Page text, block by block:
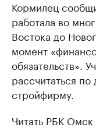
Кормилец
работала во
Востока до
момент
обязательств».
рассчитаться
стройфирму.
Читать РБК Омск